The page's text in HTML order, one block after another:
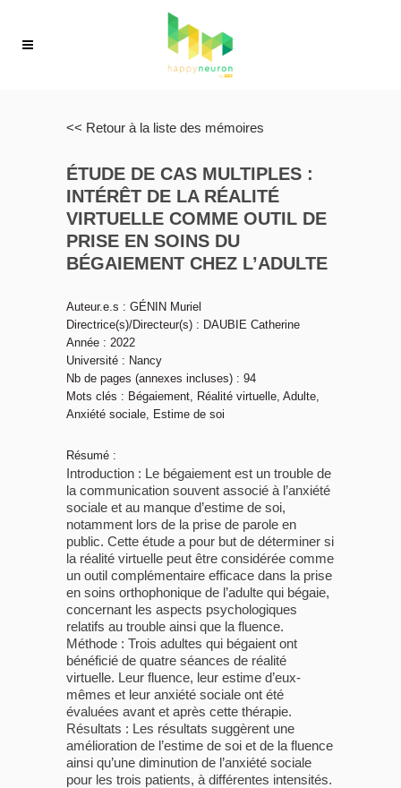
<< Retour à la liste des mémoires
ÉTUDE DE CAS MULTIPLES :
INTÉRÊT DE LA RÉALITÉ
VIRTUELLE COMME OUTIL DE
PRISE EN SOINS DU
BÉGAIEMENT CHEZ L’ADULTE
Auteur.e.s : GÉNIN Muriel
Directrice(s)/Directeur(s) : DAUBIE Catherine
Année : 2022
Université : Nancy
Nb de pages (annexes incluses) : 94
Mots clés : Bégaiement, Réalité virtuelle, Adulte,
Anxiété sociale, Estime de soi
Résumé :
Introduction : Le bégaiement est un trouble de
la communication souvent associé à l’anxiété
sociale et au manque d’estime de soi,
notamment lors de la prise de parole en
public. Cette étude a pour but de déterminer si
la réalité virtuelle peut être considérée comme
un outil complémentaire efficace dans la prise
en soins orthophonique de l’adulte qui bégaie,
concernant les aspects psychologiques
relatifs au trouble ainsi que la fluence.
Méthode : Trois adultes qui bégaient ont
bénéficié de quatre séances de réalité
virtuelle. Leur fluence, leur estime d’eux-
mêmes et leur anxiété sociale ont été
évaluées avant et après cette thérapie.
Résultats : Les résultats suggèrent une
amélioration de l’estime de soi et de la fluence
ainsi qu’une diminution de l’anxiété sociale
pour les trois patients, à différentes intensités.